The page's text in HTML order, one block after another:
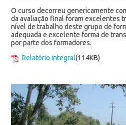
O curso decorreu genericamente
da avaliação final foram excelentes
nível de trabalho deste grupo de
adequada e excelente forma de
por parte dos formadores.
Relatório integral(114KB)